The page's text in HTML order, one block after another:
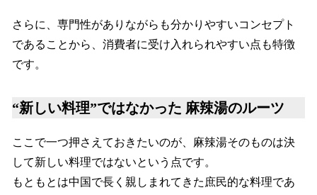
さらに、専門性がありながらも分かりやすいコンセプト
であることから、消費者に受け入れられやすい点も特徴
です。
“新しい料理”ではなかった 麻辣湯のルーツ
ここで一つ押さえておきたいのが、麻辣湯そのものは決
して新しい料理ではないという点です。
もともとは中国で長く親しまれてきた庶民的な料理であ